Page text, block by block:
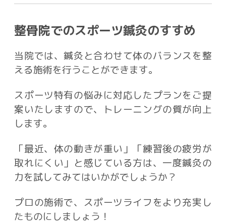
整骨院でのスポーツ鍼灸のすすめ
当院では、鍼灸と合わせて体のバランスを整
える施術を行うことができます。
スポーツ特有の悩みに対応したプランをご提
案いたしますので、トレーニングの質が向上
します。
「最近、体の動きが重い」「練習後の疲労が
取れにくい」と感じている方は、一度鍼灸の
力を試してみてはいかがでしょうか？
プロの施術で、スポーツライフをより充実し
たものにしましょう！